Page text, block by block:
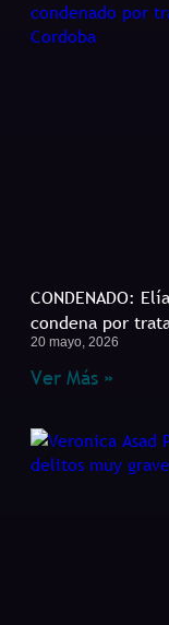
CONDENADO:
condena por
20 mayo, 2026
Ver Más »